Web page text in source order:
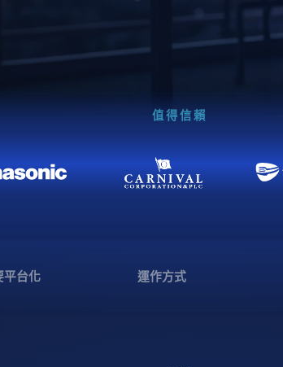
值得信賴
平台化 運作方式